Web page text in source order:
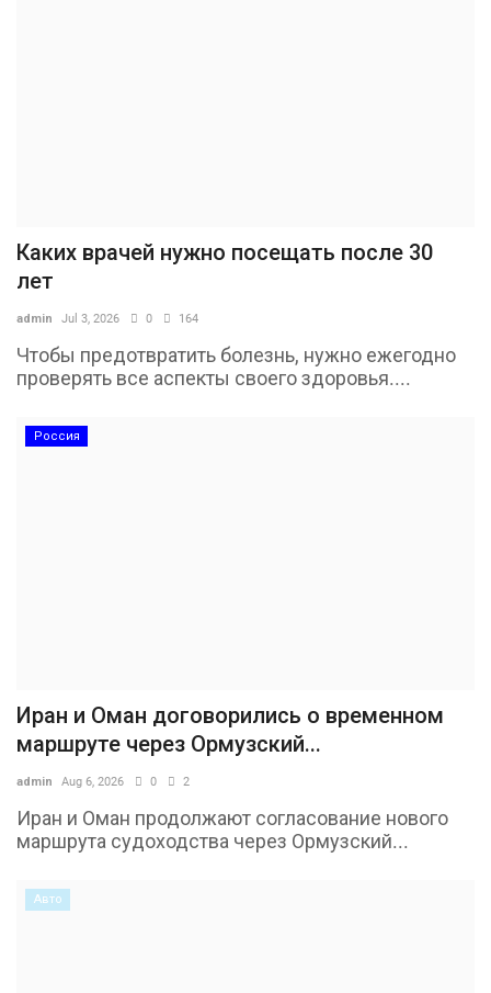
Каких врачей нужно посещать после 30
лет
admin Jul 3, 2026 0 164
Чтобы предотвратить болезнь, нужно ежегодно
проверять все аспекты своего здоровья....
Россия
Иран и Оман договорились о временном
маршруте через Ормузский...
admin Aug 6, 2026 0 2
Иран и Оман продолжают согласование нового
маршрута судоходства через Ормузский...
Авто